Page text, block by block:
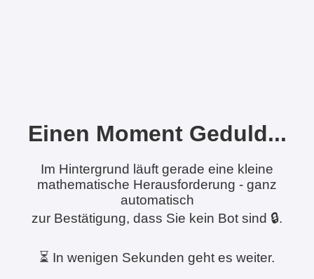
Einen Moment Geduld...
Im Hintergrund läuft gerade eine kleine
mathematische Herausforderung - ganz
automatisch
zur Bestätigung, dass Sie kein Bot sind 🔒.
⏳ In wenigen Sekunden geht es weiter.